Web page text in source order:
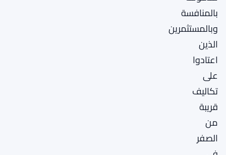
بالمنافسة
وبالمستثمرين
الذين
اعتادوا
على
تكاليف
قريبة
من
الصفر